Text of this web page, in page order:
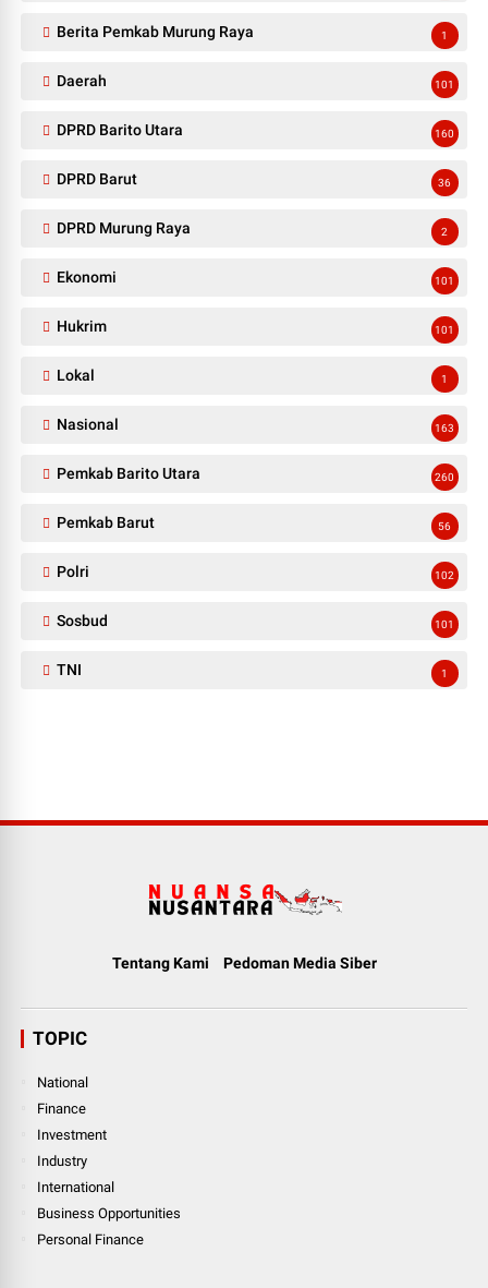
Berita Pemkab Murung Raya 1
Daerah 101
DPRD Barito Utara 160
DPRD Barut 36
DPRD Murung Raya 2
Ekonomi 101
Hukrim 101
Lokal 1
Nasional 163
Pemkab Barito Utara 260
Pemkab Barut 56
Polri 102
Sosbud 101
TNI 1
Tentang Kami Pedoman Media Siber
TOPIC
National
Finance
Investment
Industry
International
Business Opportunities
Personal Finance